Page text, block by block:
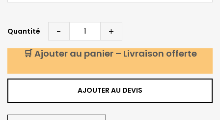
Quantité -
+
🛒 Ajouter au panier – Livraison offerte
AJOUTER AU DEVIS